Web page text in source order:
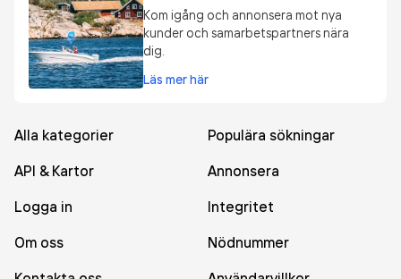
Kom igång och annonsera mot nya
kunder och samarbetspartners nära
dig.
Läs mer här
Alla kategorier
Populära sökningar
API & Kartor
Annonsera
Logga in
Integritet
Om oss
Nödnummer